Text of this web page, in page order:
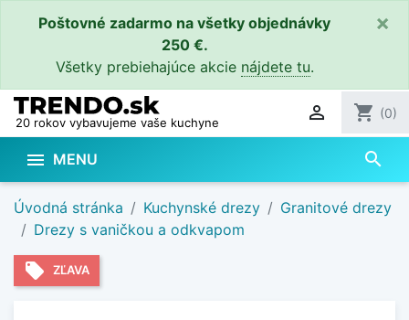
Poštovné zadarmo na všetky objednávky
250 €.
Všetky prebiehajúce akcie nájdete tu.
×
20 rokov vybavujeme vaše kuchyne  shopping_cart (0)
 MENU search
Úvodná stránka Kuchynské drezy
Granitové drezy
Drezy s vaničkou a odkvapom
local_offer ZĽAVA